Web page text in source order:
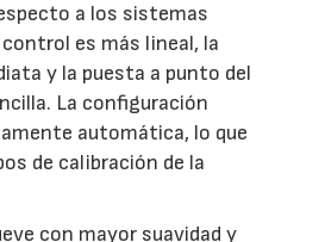
a los sistemas
es más lineal, la
y la puesta a punto del
La configuración
automática, lo que
de calibración de la
con mayor suavidad y